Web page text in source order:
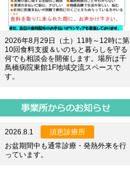
2026年8月29日（土）11時～12時に第
10回食料支援＆いのちと暮らしを守る
何でも相談会を開催します。場所は千
鳥橋病院東館1F地域交流スペースで
す。
2026.8.1
須恵診療所
お盆期間中も通常診療・発熱外来を行
っています。